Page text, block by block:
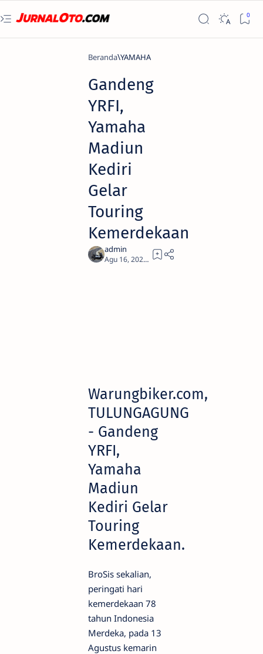
Beranda YAMAHA
Gandeng
YRFI,
Yamaha
Madiun
Kediri
Gelar
Touring
Kemerdekaan
1
Warungbiker.com,
TULUNGAGUNG
- Gandeng
YRFI,
Yamaha
Madiun
Kediri Gelar
Touring
Kemerdekaan.
BroSis sekalian,
peringati hari
kemerdekaan 78
tahun Indonesia
Merdeka, pada 13
Agustus kemarin